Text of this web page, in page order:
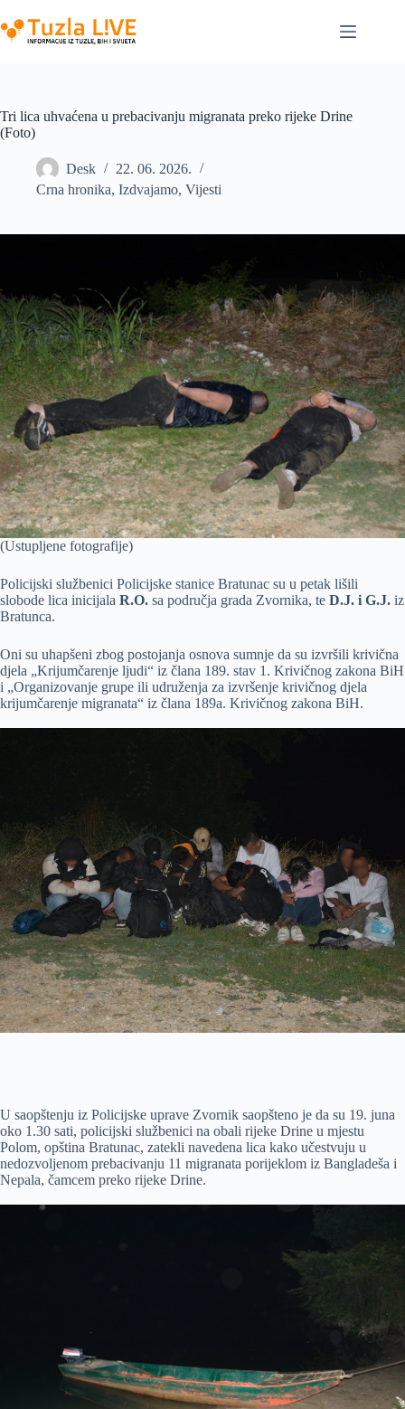
to
content
Tri lica uhvaćena u prebacivanju migranata preko rijeke Drine
(Foto)
Desk
22. 06. 2026.
Crna hronika, Izdvajamo, Vijesti
(Ustupljene fotografije)
Policijski službenici Policijske stanice Bratunac su u petak lišili
slobode lica inicijala R.O. sa područja grada Zvornika, te D.J. i G.J. iz
Bratunca.
Oni su uhapšeni zbog postojanja osnova sumnje da su izvršili krivična
djela „Krijumčarenje ljudi“ iz člana 189. stav 1. Krivičnog zakona BiH
i „Organizovanje grupe ili udruženja za izvršenje krivičnog djela
krijumčarenje migranata“ iz člana 189a. Krivičnog zakona BiH.
U saopštenju iz Policijske uprave Zvornik saopšteno je da su 19. juna
oko 1.30 sati, policijski službenici na obali rijeke Drine u mjestu
Polom, opština Bratunac, zatekli navedena lica kako učestvuju u
nedozvoljenom prebacivanju 11 migranata porijeklom iz Bangladeša i
Nepala, čamcem preko rijeke Drine.